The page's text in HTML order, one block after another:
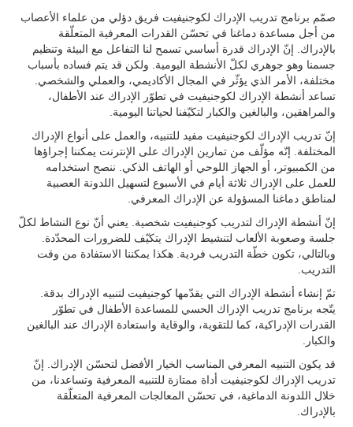
صمّم برنامج تدريب الإدراك لكوجنيفيت فريق دؤلي من علماء الأعصاب
من أجل مساعدة دماغنا في تحسّن القدرات المعرفية المتعلّقة
بالإدراك. إنّ الإدراك قدرة أساسي تسمح لنا التفاعل مع البيئة وتنظيم
جسمنا وهو جوهري لكلّ الأنشطة اليومية. ولكن قد يتم فساده بأسباب
مختلفة، الأمر الذي يؤثّر في المجال الأكاديمي، والعملي والشخصي.
تساعد أنشطة الإدراك لكوجنيفيت في تطوّر الإدراك عند الأطفال،
والمراهقين، والبالغين والكبار لتكيّفنا لحياتنا اليومية.
إنّ تدريب الإدراك لكوجنيفيت مفيد للتنبيه، والعمل على أنواع الإدراك
المختلفة. إنّه مؤلّف من تمارين الإدراك على الإنترنت يمكننا إجراؤها
من الكمبيوتر، أو الجهاز اللوحي أو الهاتف الذكي. ننصح استخدامه
للعمل على الإدراك ثلاثة أيام في الأسبوع لتسهيل اللدونة العصبية
لمناطق دماغنا المسؤولة عن الإدراك المعرفي.
إنّ أنشطة الإدراك لتدريب كوجنيفيت شخصية. يعني أنّ نوع النشاط لكلّ
جلسة وصعوبة الألعاب لتنشيط الإدراك يتكيّف للضرورات المحدّدة.
وبالتالي، تكون خطّة التدريب فردية. هكذا يمكننا الاستفادة من وقت
التدريب.
تمّ إنشاء أنشطة الإدراك التي يقدّمها كوجنيفيت لتنبيه الإدراك بدقة.
يتّجه برنامج تدريب الإدراك الحسي للمساعدة الأطفال في تطوّر
القدرات الإدراكية، كما للتقوية، والوقاية واستعادة الإدراك عند البالغين
والكبار.
قد يكون التنبيه المعرفي المناسب الخيار الأفضل لتحسّن الإدراك. إنّ
تدريب الإدراك لكوجنيفيت أداة ممتازة للتنبيه المعرفية وتساعدنا، من
خلال اللدونة الدماغية، في تحسّن المعالجات المعرفية المتعلّقة
بالإدراك.